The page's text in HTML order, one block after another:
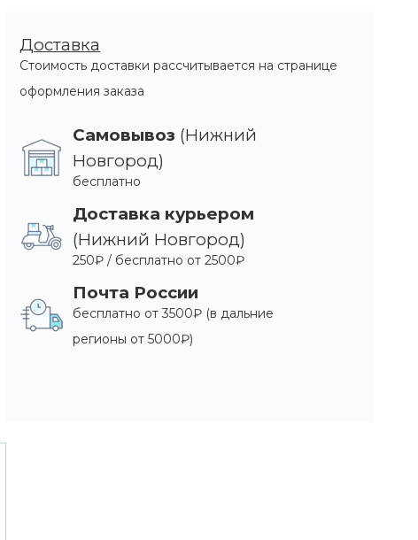
Доставка
Стоимость доставки рассчитывается на странице
оформления заказа
Самовывоз (Нижний
Новгород)
бесплатно
Доставка курьером
(Нижний Новгород)
250₽ / бесплатно от 2500₽
Почта России
бесплатно от 3500₽ (в дальние
регионы от 5000₽)